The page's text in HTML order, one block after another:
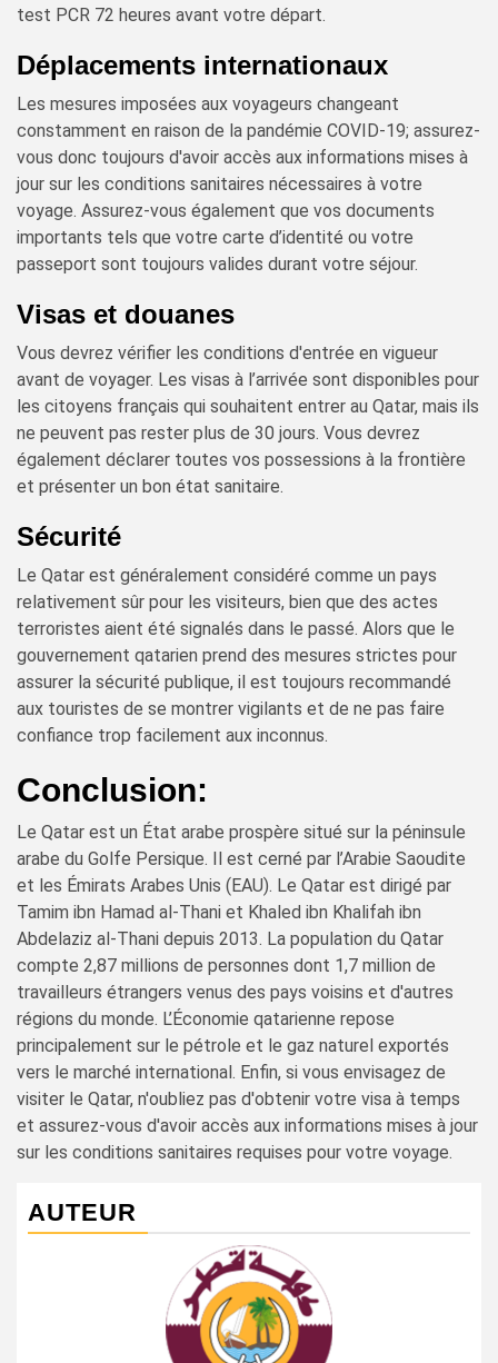
test PCR 72 heures avant votre départ.
Déplacements internationaux
Les mesures imposées aux voyageurs changeant
constamment en raison de la pandémie COVID-19; assurez-
vous donc toujours d'avoir accès aux informations mises à
jour sur les conditions sanitaires nécessaires à votre
voyage. Assurez-vous également que vos documents
importants tels que votre carte d’identité ou votre
passeport sont toujours valides durant votre séjour.
Visas et douanes
Vous devrez vérifier les conditions d'entrée en vigueur
avant de voyager. Les visas à l’arrivée sont disponibles pour
les citoyens français qui souhaitent entrer au Qatar, mais ils
ne peuvent pas rester plus de 30 jours. Vous devrez
également déclarer toutes vos possessions à la frontière
et présenter un bon état sanitaire.
Sécurité
Le Qatar est généralement considéré comme un pays
relativement sûr pour les visiteurs, bien que des actes
terroristes aient été signalés dans le passé. Alors que le
gouvernement qatarien prend des mesures strictes pour
assurer la sécurité publique, il est toujours recommandé
aux touristes de se montrer vigilants et de ne pas faire
confiance trop facilement aux inconnus.
Conclusion:
Le Qatar est un État arabe prospère situé sur la péninsule
arabe du Golfe Persique. Il est cerné par l’Arabie Saoudite
et les Émirats Arabes Unis (EAU). Le Qatar est dirigé par
Tamim ibn Hamad al-Thani et Khaled ibn Khalifah ibn
Abdelaziz al-Thani depuis 2013. La population du Qatar
compte 2,87 millions de personnes dont 1,7 million de
travailleurs étrangers venus des pays voisins et d'autres
régions du monde. L’Économie qatarienne repose
principalement sur le pétrole et le gaz naturel exportés
vers le marché international. Enfin, si vous envisagez de
visiter le Qatar, n'oubliez pas d'obtenir votre visa à temps
et assurez-vous d'avoir accès aux informations mises à jour
sur les conditions sanitaires requises pour votre voyage.
AUTEUR